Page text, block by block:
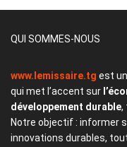
QUI SOMMES-NOUS
www.lemissaire.tg est
qui met l’accent sur
développement durable,
Notre objectif : informer
innovations durables,